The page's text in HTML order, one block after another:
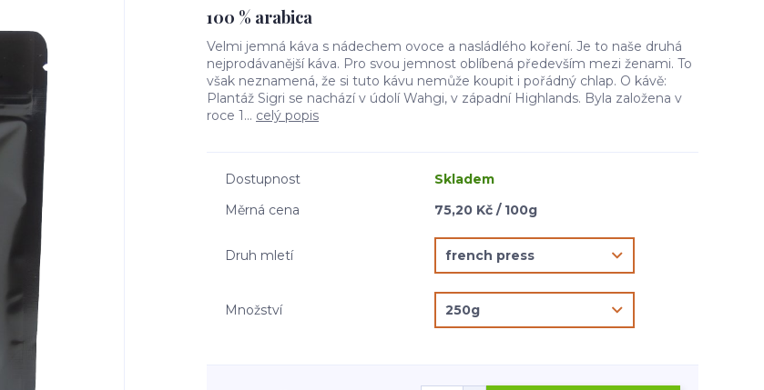
100 % arabica
Velmi jemná káva s nádechem ovoce a nasládlého koření. Je to naše druhá
nejprodávanější káva. Pro svou jemnost oblíbená především mezi ženami. To
však neznamená, že si tuto kávu nemůže koupit i pořádný chlap. O kávě:
Plantáž Sigri se nachází v údolí Wahgi, v západní Highlands. Byla založena v
roce 1... celý popis
Dostupnost
Skladem
Měrná cena
75,20 Kč / 100g
Druh mletí
Množství